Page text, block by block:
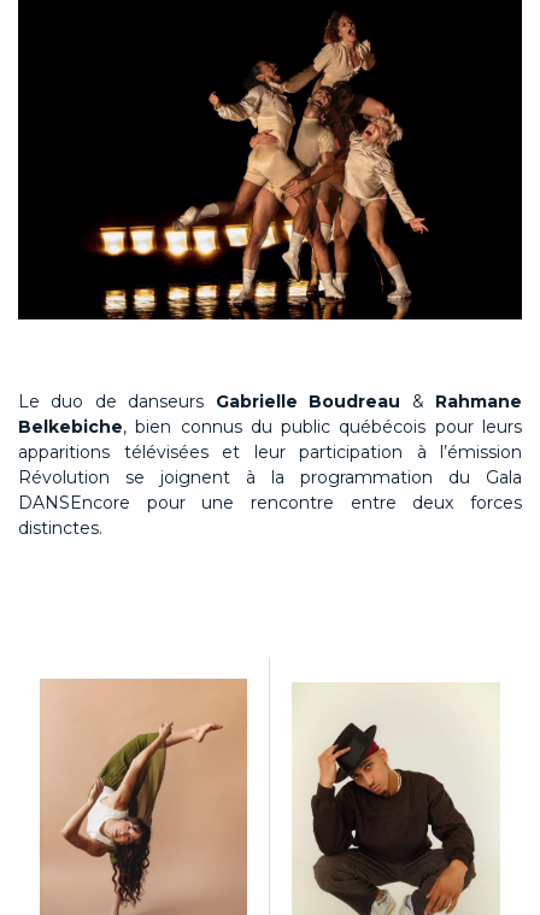
Le duo de danseurs Gabrielle Boudreau & Rahmane
Belkebiche, bien connus du public québécois pour leurs
apparitions télévisées et leur participation à l’émission
Révolution se joignent à la programmation du Gala
DANSEncore pour une rencontre entre deux forces
distinctes.